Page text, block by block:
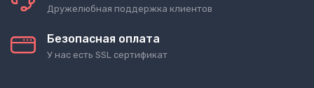
Дружелюбная поддержка клиентов
Безопасная оплата
У нас есть SSL сертификат